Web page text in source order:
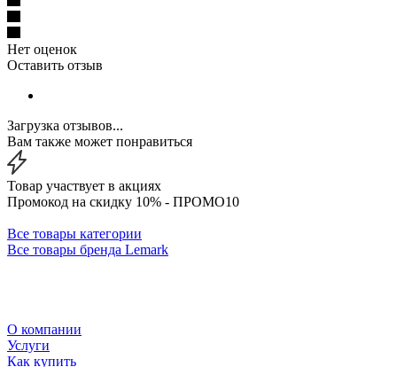
Нет оценок
Оставить отзыв
Загрузка отзывов...
Вам также может понравиться
Товар участвует в акциях
Промокод на скидку 10% - ПРОМО10
Все товары категории
Все товары бренда Lemark
О компании
Услуги
Как купить